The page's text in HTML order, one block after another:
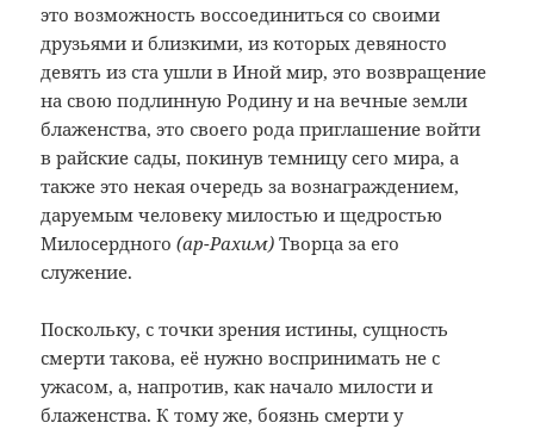
это возможность воссоединиться со своими
друзьями и близкими, из которых девяносто
девять из ста ушли в Иной мир, это возвращение
на свою подлинную Родину и на вечные земли
блаженства, это своего рода приглашение войти
в райские сады, покинув темницу сего мира, а
также это некая очередь за вознаграждением,
даруемым человеку милостью и щедростью
Милосердного (ар-Рахим) Творца за его
служение.
Поскольку, с точки зрения истины, сущность
смерти такова, её нужно воспринимать не с
ужасом, а, напротив, как начало милости и
блаженства. К тому же, боязнь смерти у